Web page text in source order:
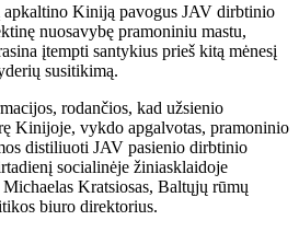
Kiniją pavogus JAV dirbtinio
nuosavybę pramoniniu mastu,
įtempti santykius prieš kitą mėnesį
susitikimą.
rodančios, kad užsienio
Kinijoje, vykdo apgalvotas, pramoninio
distiliuoti JAV pasienio dirbtinio
socialinėje žiniasklaidoje
Kratsiosas, Baltųjų rūmų
biuro direktorius.